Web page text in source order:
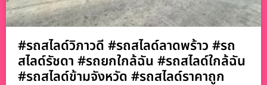
#รถสไลด์วิภาวดี #รถสไลด์ลาดพร้าว #รถ
สไลด์รัชดา #รถยกใกล้ฉัน #รถสไลด์ใกล้ฉัน
#รถสไลด์ข้ามจังหวัด #รถสไลด์ราคาถูก